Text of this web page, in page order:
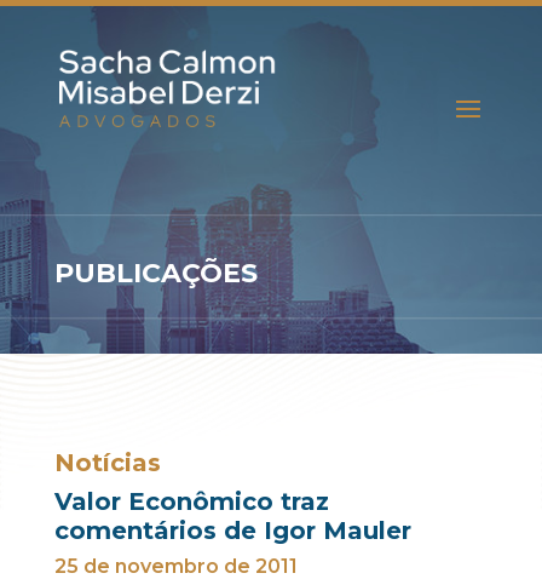
PUBLICAÇÕES
Notícias
Valor Econômico traz
comentários de Igor Mauler
25 de novembro de 2011